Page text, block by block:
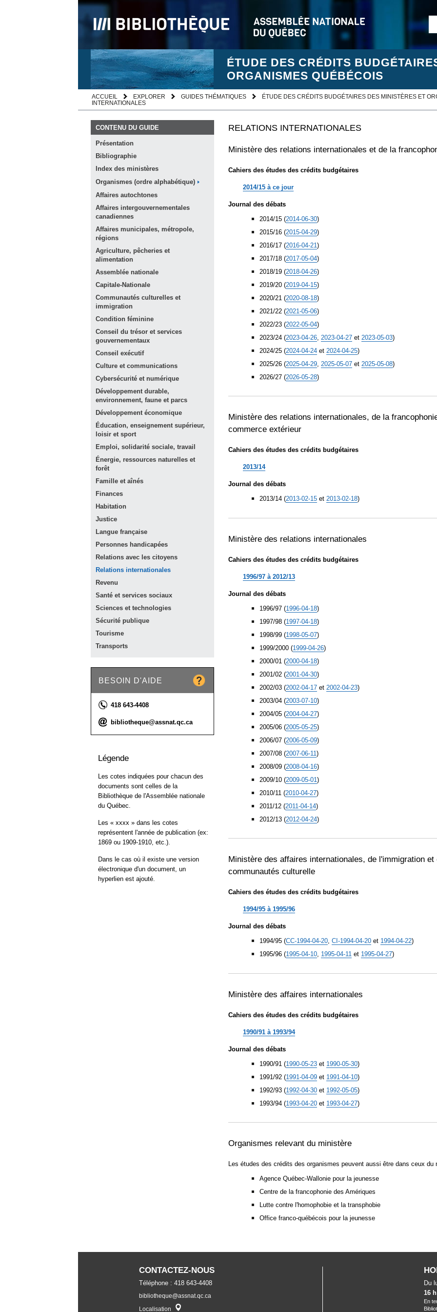
ÉTUDE DES CRÉDITS
ORGANISMES QUÉBÉCOIS
ACCUEIL EXPLORER GUIDES THÉMATIQUES
ÉTUDE DES CRÉDITS BUDGÉTAIRES DES MINISTÈRES ET
INTERNATIONALES
CONTENU DU GUIDE
Présentation
Bibliographie
Index des ministères
Organismes (ordre alphabétique)
Affaires autochtones
Affaires intergouvernementales
canadiennes
Affaires municipales, métropole,
régions
Agriculture, pêcheries et
alimentation
Assemblée nationale
Capitale-Nationale
Communautés culturelles et
immigration
Condition féminine
Conseil du trésor et services
gouvernementaux
Conseil exécutif
Culture et communications
Cybersécurité et numérique
Développement durable,
environnement, faune et parcs
Développement économique
Éducation, enseignement supérieur,
loisir et sport
Emploi, solidarité sociale, travail
Énergie, ressources naturelles et
forêt
Famille et aînés
Finances
Habitation
Justice
Langue française
Personnes handicapées
Relations avec les citoyens
Relations internationales
Revenu
Santé et services sociaux
Sciences et technologies
Sécurité publique
Tourisme
Transports
BESOIN D'AIDE
Téléphone :
418 643-4408
Courriel :
bibliotheque@assnat.qc.ca
Légende
Les cotes indiquées pour chacun des
documents sont celles de la
Bibliothèque de l'Assemblée nationale
du Québec.
Les « xxxx » dans les cotes
représentent l'année de publication (ex:
1869 ou 1909-1910, etc.).
Dans le cas où il existe une version
électronique d'un document, un
hyperlien est ajouté.
RELATIONS INTERNATIONALES
Ministère des relations internationales et de la
Cahiers des études des crédits budgétaires
2014/15 à ce jour
Journal des débats
2014/15 (2014-06-30)
2015/16 (2015-04-29)
2016/17 (2016-04-21)
2017/18 (2017-05-04)
2018/19 (2018-04-26)
2019/20 (2019-04-15)
2020/21 (2020-08-18)
2021/22 (2021-05-06)
2022/23 (2022-05-04)
2023/24 (2023-04-26, 2023-04-27et 2023-05-03)
2024/25 (2024-04-24et 2024-04-25)
2025/26 (2025-04-29, 2025-05-07et 2025-05-08)
2026/27 (2026-05-28)
Ministère des relations internationales, de la
commerce extérieur
Cahiers des études des crédits budgétaires
2013/14
Journal des débats
2013/14 (2013-02-15et 2013-02-18)
Ministère des relations internationales
Cahiers des études des crédits budgétaires
1996/97 à 2012/13
Journal des débats
1996/97 (1996-04-18)
1997/98 (1997-04-18)
1998/99 (1998-05-07)
1999/2000 (1999-04-26)
2000/01 (2000-04-18)
2001/02 (2001-04-30)
2002/03 (2002-04-17et 2002-04-23)
2003/04 (2003-07-10)
2004/05 (2004-04-27)
2005/06 (2005-05-25)
2006/07 (2006-05-09)
2007/08 (2007-06-11 )
2008/09 (2008-04-16)
2009/10 (2009-05-01 )
2010/11 (2010-04-27)
2011/12 (2011-04-14)
2012/13 (2012-04-24)
Ministère des affaires internationales, de l'immigration et
communautés culturelle
Cahiers des études des crédits budgétaires
1994/95 à 1995/96
Journal des débats
1994/95 (CC-1994-04-20, CI-1994-04-20et 1994-04-22)
1995/96 (1995-04-10, 1995-04-11et 1995-04-27)
Ministère des affaires internationales
Cahiers des études des crédits budgétaires
1990/91 à 1993/94
Journal des débats
1990/91 (1990-05-23et 1990-05-30)
1991/92 (1991-04-09et 1991-04-10)
1992/93 (1992-04-30et 1992-05-05)
1993/94 (1993-04-20et 1993-04-27)
Organismes relevant du ministère
Les études des crédits des organismes peuvent aussi être dans ceux du
Agence Québec-Wallonie pour la jeunesse
Centre de la francophonie des Amériques
Lutte contre l'homophobie et la transphobie
Office franco-québécois pour la jeunesse
CONTACTEZ-NOUS
Téléphone : 418 643-4408
bibliotheque@assnat.qc.ca
Localisation
Du
16
En